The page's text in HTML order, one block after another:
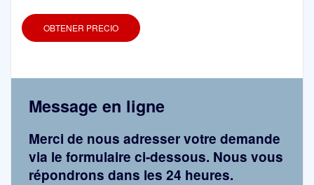
OBTENER PRECIO
Message en ligne
Merci de nous adresser votre demande
via le formulaire ci-dessous. Nous vous
répondrons dans les 24 heures.